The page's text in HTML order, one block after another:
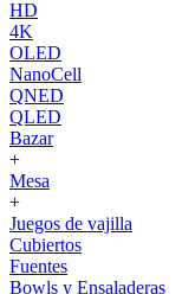
HD
4K
OLED
NanoCell
QNED
QLED
Bazar
+
Mesa
+
Juegos de vajilla
Cubiertos
Fuentes
Bowls y Ensaladeras